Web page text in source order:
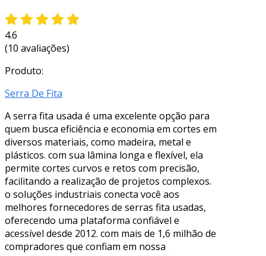
4.6
(10 avaliações)
Produto:
Serra De Fita
A serra fita usada é uma excelente opção para
quem busca eficiência e economia em cortes em
diversos materiais, como madeira, metal e
plásticos. com sua lâmina longa e flexível, ela
permite cortes curvos e retos com precisão,
facilitando a realização de projetos complexos.
o soluções industriais conecta você aos
melhores fornecedores de serras fita usadas,
oferecendo uma plataforma confiável e
acessível desde 2012. com mais de 1,6 milhão de
compradores que confiam em nossa